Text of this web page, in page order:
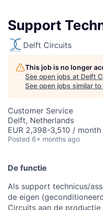
Support
Delft Circuits
This job is no longer
See open jobs at Delft
See open jobs similar to
Customer Service
Delft, Netherlands
EUR 2,398-3,510 / month
Posted 6+ months ago
De functie
Als support technicus/
de eigen
Circuits aan de